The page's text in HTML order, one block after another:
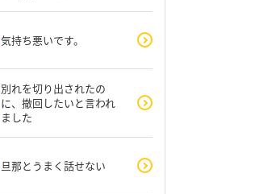
気持ち悪いです。
別れを切り出されたの
に、撤回したいと言われ
ました
旦那とうまく話せない